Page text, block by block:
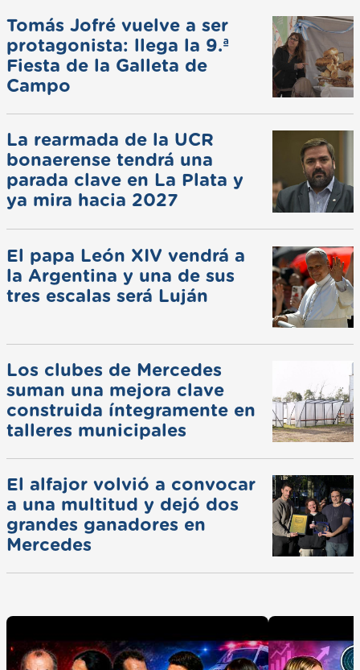
Tomás Jofré vuelve a ser
protagonista: llega la 9.ª
Fiesta de la Galleta de
Campo
La rearmada de la UCR
bonaerense tendrá una
parada clave en La Plata y
ya mira hacia 2027
El papa León XIV vendrá a
la Argentina y una de sus
tres escalas será Luján
Los clubes de Mercedes
suman una mejora clave
construida íntegramente en
talleres municipales
El alfajor volvió a convocar
a una multitud y dejó dos
grandes ganadores en
Mercedes